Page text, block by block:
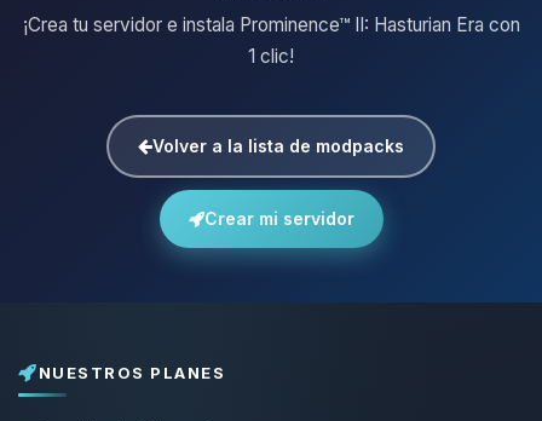
¡Crea tu servidor e instala Prominence™ II: Hasturian Era con
1 clic!
Volver a la lista de modpacks
Crear mi servidor
NUESTROS PLANES